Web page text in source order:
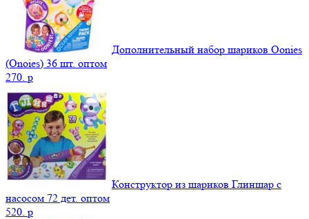
Дополнительный набор шариков Oonies
(Onoies) 36 шт. оптом
270. p
Конструктор из шариков Глиншар с
насосом 72 дет. оптом
520. p